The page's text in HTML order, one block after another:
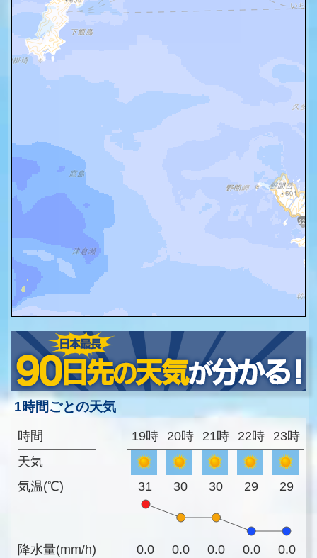
1時間ごとの天気
時間
天気
気温(℃)
降水量(mm/h)
19時 20時 21時 22時 23時
31 30 30 29 29
0.0 0.0 0.0 0.0
0.0